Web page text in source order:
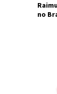
no